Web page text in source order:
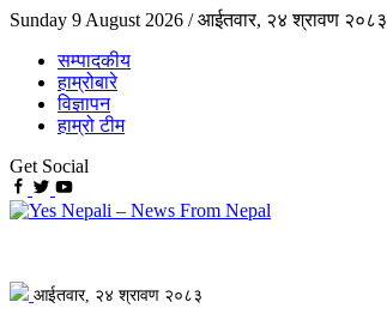
Sunday 9 August 2026 /आईतवार, २४ श्रावण २०८३
सम्पादकीय
हाम्रोबारे
विज्ञापन
हाम्रो टीम
Get Social
आईतवार, २४ श्रावण २०८३